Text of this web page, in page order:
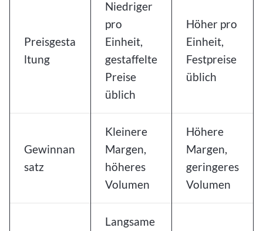
Preisgesta
ltung
Niedriger
pro
Einheit,
gestaffelte
Preise
üblich
Höher pro
Einheit,
Festpreise
üblich
Gewinnan
satz
Kleinere
Margen,
höheres
Volumen
Höhere
Margen,
geringeres
Volumen
Langsame